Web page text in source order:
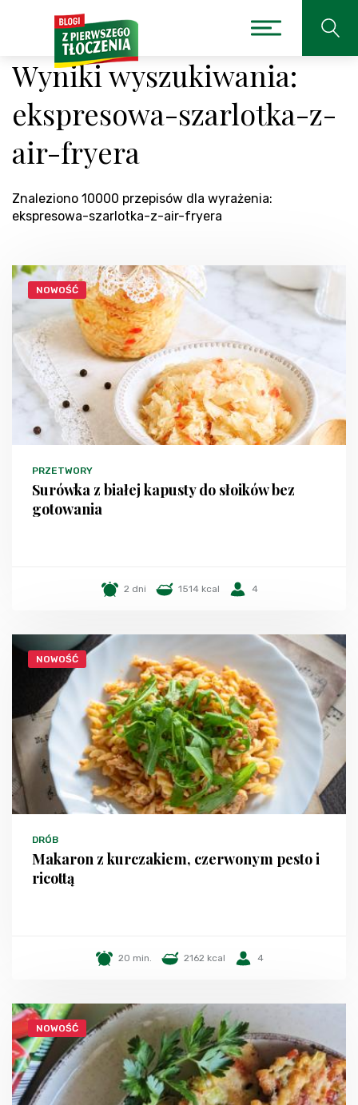
Wyniki wyszukiwania:
ekspresowa-szarlotka-z-
air-fryera
Znaleziono 10000 przepisów dla wyrażenia:
ekspresowa-szarlotka-z-air-fryera
NOWOŚĆ
PRZETWORY
Surówka z białej kapusty do słoików bez
gotowania
2 dni 1514 kcal 4
NOWOŚĆ
DRÓB
Makaron z kurczakiem, czerwonym pesto i
ricottą
20 min. 2162 kcal 4
NOWOŚĆ